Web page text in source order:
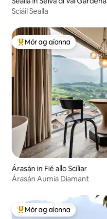
Sciáil Sealla
An-mhór ag aíonna
Mór ag aíonna
Árasán in Fié allo Sciliar
Árasán Aumia Diamant
An-mhór ag aíonna
Mór ag aíonna